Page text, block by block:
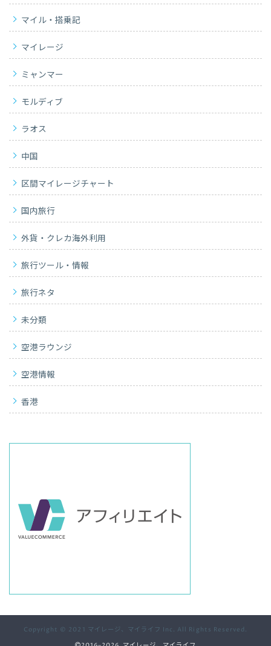
マイル・搭乗記
マイレージ
ミャンマー
モルディブ
ラオス
中国
区間マイレージチャート
国内旅行
外貨・クレカ海外利用
旅行ツール・情報
旅行ネタ
未分類
空港ラウンジ
空港情報
香港
Copyright © 2021 マイレージ、マイライフ Inc. All Rights Reserved.